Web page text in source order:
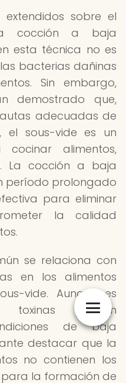
sobre el
cocción a baja
esta técnica no es
bacterias dañinas
Sin embargo,
demostrado que,
adecuadas de
el sous-vide es un
alimentos,
La cocción a baja
período prolongado
para eliminar
la calidad
se relaciona con
en los alimentos
vide. Aunque es
pueden
de baja
destacar que la
no contienen los
la formación de